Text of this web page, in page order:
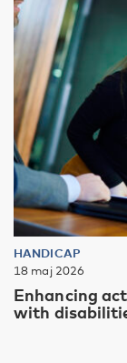
HANDICAP
18 maj 2026
Enhancing
with